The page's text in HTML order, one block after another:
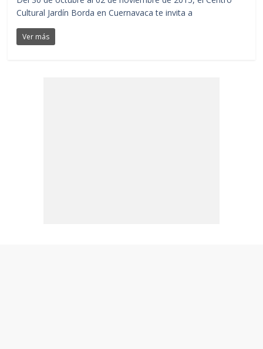
Cultural Jardín Borda en Cuernavaca te invita a
Ver más